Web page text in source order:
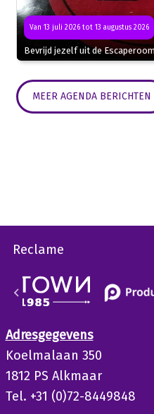
Van 13 juli 2026 tot 13 augustus 2026
Bevrijd jezelf uit de
MEER AGENDA BERICHTEN
Reclame
Adresgegevens
Koelmalaan 350
1812 PS Alkmaar
Tel. +31 (0)72-8449848